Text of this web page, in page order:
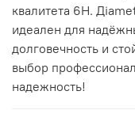
квалитета 6Н.
идеален для
долговечность и
выбор
надежность!